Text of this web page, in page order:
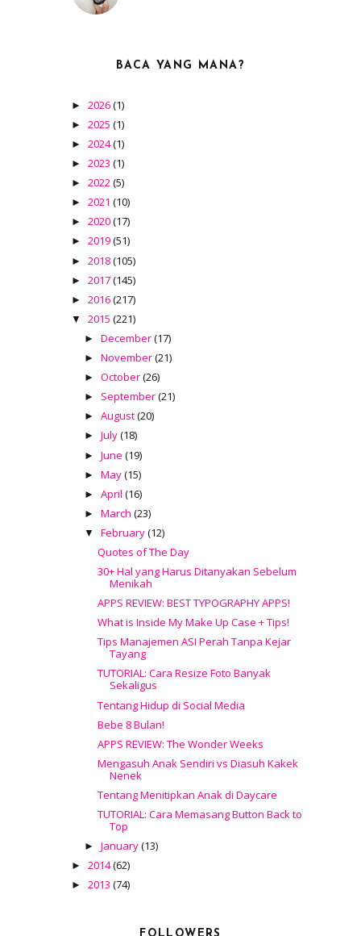
BACA YANG MANA?
►2026(1)
►2025(1)
►2024(1)
►2023(1)
►2022(5)
►2021(10)
►2020(17)
►2019(51)
►2018(105)
►2017(145)
►2016(217)
▼2015(221)
► December(17)
► November(21)
► October(26)
► September(21)
► August(20)
► July(18)
► June (19)
► May(15)
► April (16)
► March (23)
▼ February(12)
Quotes of The Day
30+ Hal yang Harus Ditanyakan Sebelum
Menikah
APPS REVIEW: BEST TYPOGRAPHY APPS!
What is Inside My Make Up Case + Tips!
Tips Manajemen ASI Perah Tanpa Kejar
Tayang
TUTORIAL: Cara Resize Foto Banyak
Sekaligus
Tentang Hidup di Social Media
Bebe 8 Bulan!
APPS REVIEW: The Wonder Weeks
Mengasuh Anak Sendiri vs Diasuh Kakek
Nenek
Tentang Menitipkan Anak di Daycare
TUTORIAL: Cara Memasang Button Back to
Top
► January(13)
►2014(62)
►2013(74)